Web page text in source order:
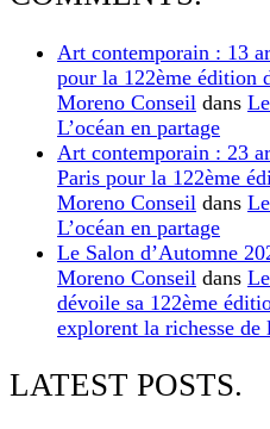
Art contemporain : 13
pour la 122ème édition
Moreno Conseil dans
L’océan en partage
Art contemporain : 23
Paris pour la 122ème
Moreno Conseil dans
L’océan en partage
Le Salon d’Automne
Moreno Conseil dans
dévoile sa 122ème
explorent la richesse de
LATEST POSTS.